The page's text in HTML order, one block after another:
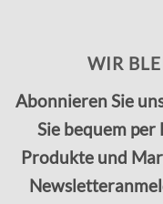
WIR
Abonnieren Sie
Sie bequem per
Produkte und